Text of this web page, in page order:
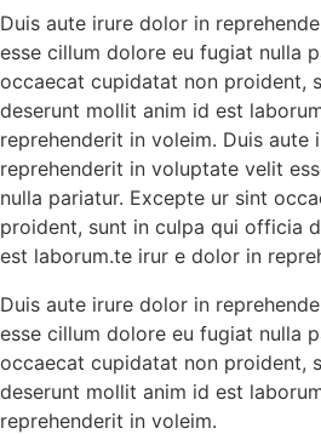
Duis aute irure dolor in
esse cillum dolore eu fugiat nulla
occaecat cupidatat non proident,
deserunt mollit anim id est
reprehenderit in voleim. Duis aute
reprehenderit in voluptate velit
nulla pariatur. Excepte ur sint
proident, sunt in culpa qui officia
est laborum.te irur e dolor in
Duis aute irure dolor in
esse cillum dolore eu fugiat nulla
occaecat cupidatat non proident,
deserunt mollit anim id est
reprehenderit in voleim.